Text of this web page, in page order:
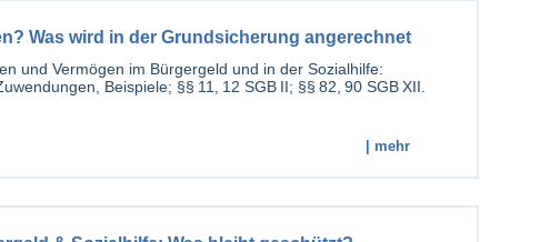
Was wird in der Grundsicherung angerechnet
und Vermögen im Bürgergeld und in der Sozialhilfe:
Beispiele; §§ 11, 12 SGB II; §§ 82, 90 SGB XII.
| mehr